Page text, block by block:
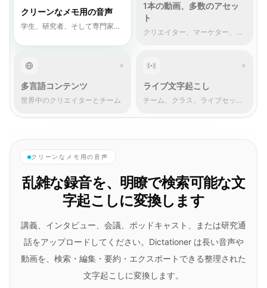
クリーンなメモ用の音声
学生、研究者、そして専門家た
1本の動画、多数のアセッ
ト
クリエイター、マーケター、企
多言語コンテンツ
世界中のクリエイターとチーム
ライブ文字起こし
チーム、クラス、ライブセッシ
クリーンなメモ用の音声
乱雑な録音を、明瞭で検索可能な文
字起こしに変換します
講義、インタビュー、会議、ポッドキャスト、または研究通
話をアップロードしてください。Dictationer は長い音声や
動画を、検索・編集・要約・エクスポートできる整理された
文字起こしに変換します。